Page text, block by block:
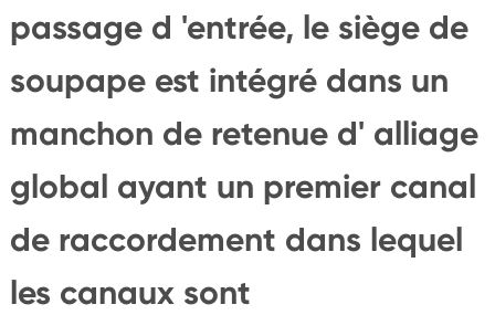
passage d 'entrée, le siège de
soupape est intégré dans un
manchon de retenue d' alliage
global ayant un premier canal
de raccordement dans lequel
les canaux sont